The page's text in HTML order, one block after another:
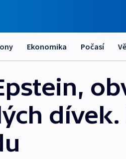
Ekonomika Počasí